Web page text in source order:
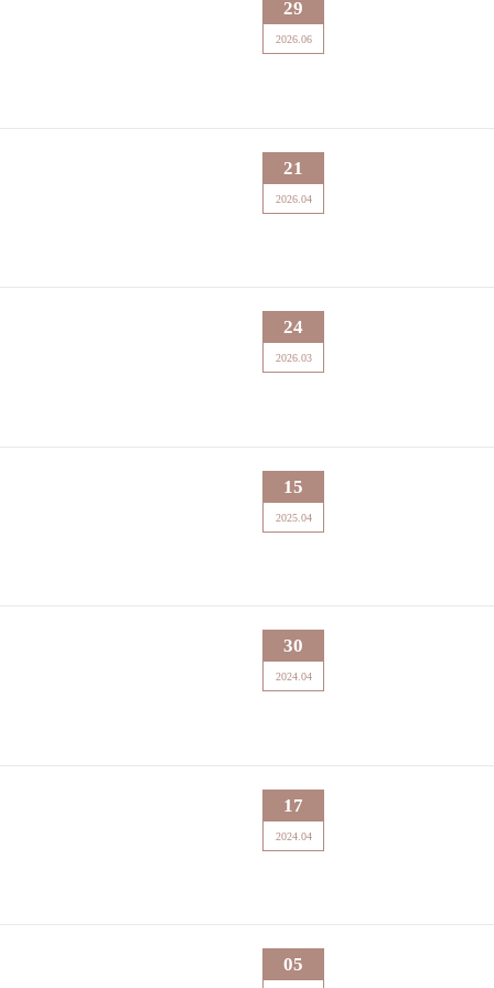
29
2026.06
21
2026.04
24
2026.03
15
2025.04
30
2024.04
17
2024.04
05